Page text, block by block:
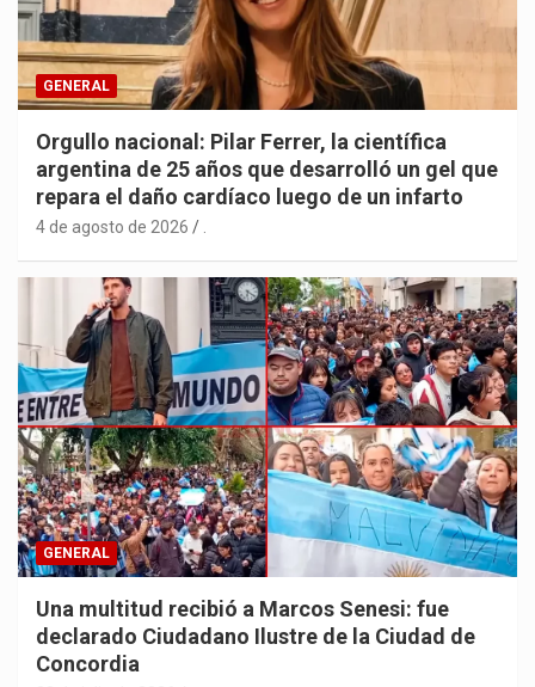
GENERAL
Orgullo nacional: Pilar Ferrer, la científica
argentina de 25 años que desarrolló un gel que
repara el daño cardíaco luego de un infarto
4 de agosto de 2026 .
GENERAL
Una multitud recibió a Marcos Senesi: fue
declarado Ciudadano Ilustre de la Ciudad de
Concordia